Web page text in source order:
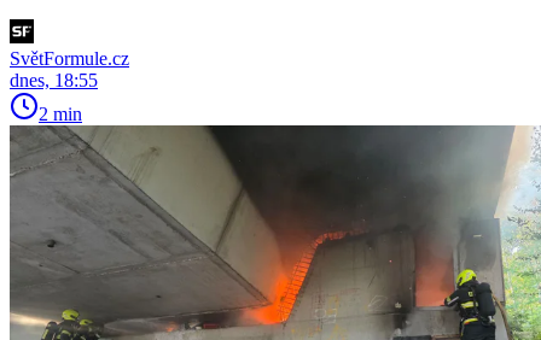
SvětFormule.cz
dnes, 18:55
2 min